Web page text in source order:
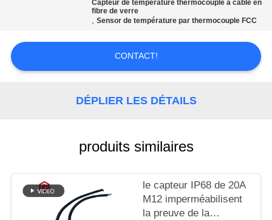
POLICY
Capteur de température thermocouple à câble en
fibre de verre
,Sensor de température par thermocouple FCC
CONTACT!
DÉPLIER LES DÉTAILS
produits similaires
le capteur IP68 de 20A
M12 imperméabilisent
la preuve de la